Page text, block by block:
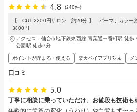
4.8
(240件)
【 CUT 2200円サロン 約20分 】 パーマ、カラー
3800円
アクセス：仙台市地下鉄東西線 青葉通一番町駅 徒
公園駅 徒歩7分
ポイントが貯まる・使える 楽天ペイアプリ対応 メ
口コミ
5.0
丁寧に相談に乗っていただけ、お値段も技術も